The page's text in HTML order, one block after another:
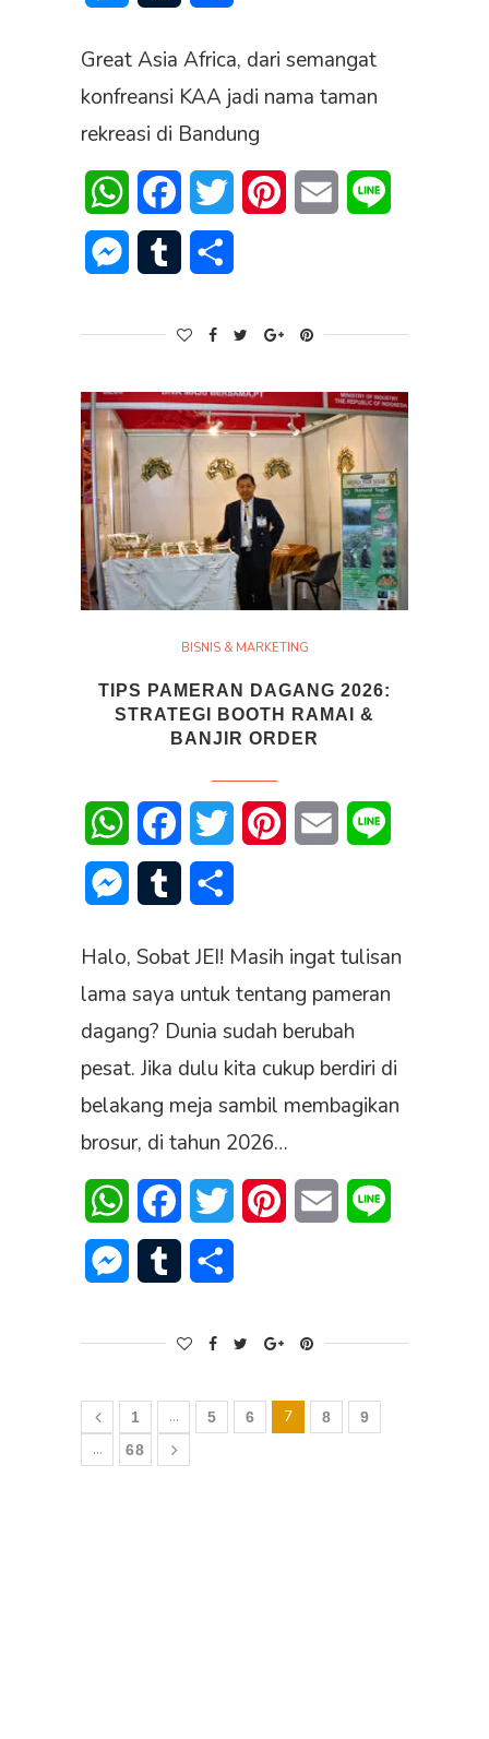
Great Asia Africa, dari semangat
konfreansi KAA jadi nama taman
rekreasi di Bandung
WhatsAppFacebookTwitter PinterestEmail
Messenger
Tumblr
BISNIS & MARKETING
TIPS PAMERAN DAGANG 2026:
STRATEGI BOOTH RAMAI &
BANJIR ORDER
WhatsAppFacebookTwitter PinterestEmail
Messenger
Tumblr
Halo, Sobat JEI! Masih ingat tulisan
lama saya untuk tentang pameran
dagang? Dunia sudah berubah
pesat. Jika dulu kita cukup berdiri di
belakang meja sambil membagikan
brosur, di tahun 2026…
WhatsAppFacebookTwitter PinterestEmail
Messenger
Tumblr
1 … 5 6 7 8 9
… 68